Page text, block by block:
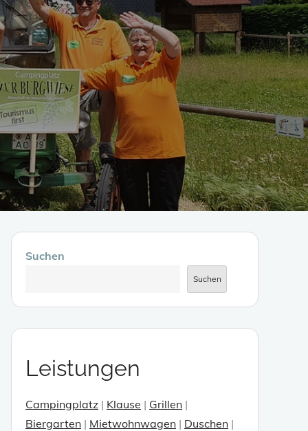
Suchen
Suchen
Leistungen
Campingplatz | Klause | Grillen |
Biergarten | Mietwohnwagen | Duschen |